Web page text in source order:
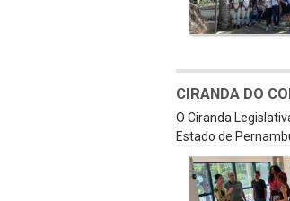
CIRANDA DO
O Ciranda
Estado de
Galeria de Mídias